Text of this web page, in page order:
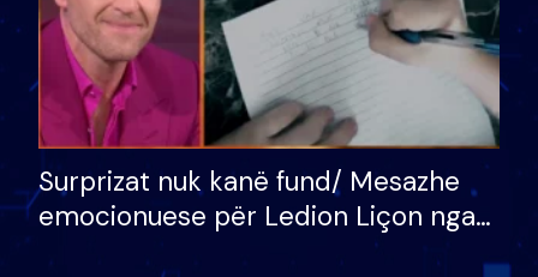
Surprizat nuk kanë fund/ Mesazhe
emocionuese për Ledion Liçon nga
nëna dhe fëmijët e tij, moderatori